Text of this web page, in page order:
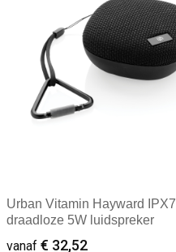
Urban Vitamin Hayward IPX7
draadloze 5W luidspreker
vanaf € 32,52